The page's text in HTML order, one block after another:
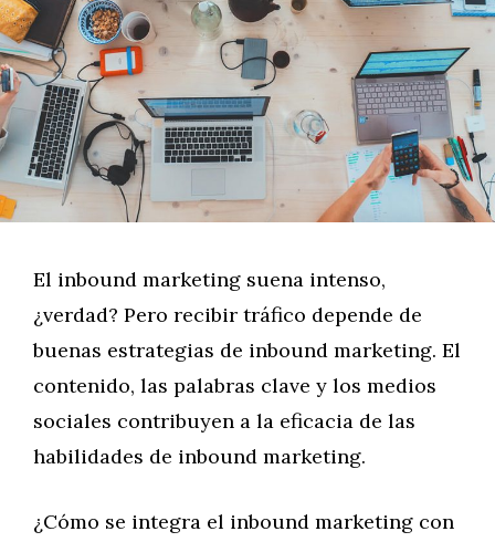
El inbound marketing suena intenso,
¿verdad? Pero recibir tráfico depende de
buenas estrategias de inbound marketing. El
contenido, las palabras clave y los medios
sociales contribuyen a la eficacia de las
habilidades de inbound marketing.
¿Cómo se integra el inbound marketing con